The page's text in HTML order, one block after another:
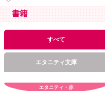
書籍
すべて
エタニティ文庫
エタニティ・赤